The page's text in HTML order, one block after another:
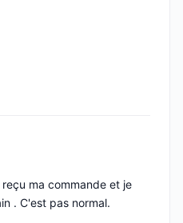
ma commande et je
. C'est pas normal.